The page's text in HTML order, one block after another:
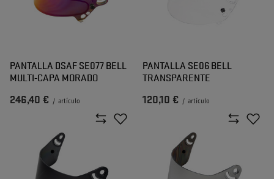
PANTALLA DSAF SE077 BELL
MULTI-CAPA MORADO
246,40 € / artículo
PANTALLA SE06 BELL
TRANSPARENTE
120,10 € / artículo